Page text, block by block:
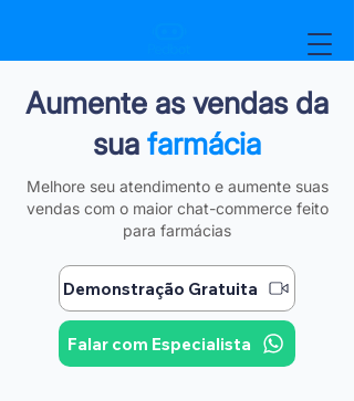
Aumente as vendas da
sua farmácia
Melhore seu atendimento e aumente suas
vendas com o maior chat-commerce feito
para farmácias
Demonstração Gratuita
Falar com Especialista